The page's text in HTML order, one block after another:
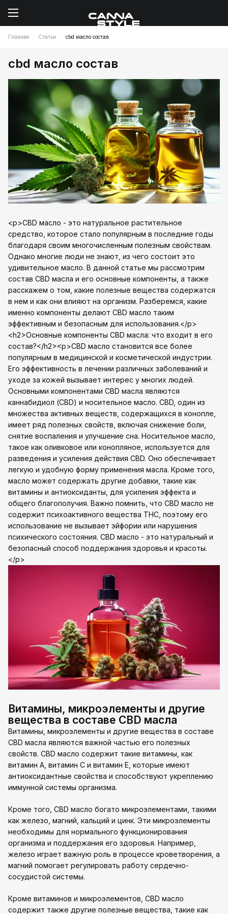
Главная Статьи cbd масло состав
cbd масло состав
<p>CBD масло - это натуральное растительное
средство, которое стало популярным в последние годы
благодаря своим многочисленным полезным свойствам.
Однако многие люди не знают, из чего состоит это
удивительное масло. В данной статье мы рассмотрим
состав CBD масла и его основные компоненты, а также
расскажем о том, какие полезные вещества содержатся
в нем и как они влияют на организм. Разберемся, какие
именно компоненты делают CBD масло таким
эффективным и безопасным для использования.</p>
<h2>Основные компоненты CBD масла: что входит в его
состав?</h2><p>CBD масло становится все более
популярным в медицинской и косметической индустрии.
Его эффективность в лечении различных заболеваний и
уходе за кожей вызывает интерес у многих людей.
Основными компонентами CBD масла являются
каннабидиол (CBD) и носительное масло. CBD, один из
множества активных веществ, содержащихся в конопле,
имеет ряд полезных свойств, включая снижение боли,
снятие воспаления и улучшение сна. Носительное масло,
такое как оливковое или конопляное, используется для
разведения и усиления действия CBD. Оно обеспечивает
легкую и удобную форму применения масла. Кроме того,
масло может содержать другие добавки, такие как
витамины и антиоксиданты, для усиления эффекта и
общего благополучия. Важно помнить, что CBD масло не
содержит психоактивного вещества THC, поэтому его
использование не вызывает эйфории или нарушения
психического состояния. CBD масло - это натуральный и
безопасный способ поддержания здоровья и красоты.
</p>
Витамины, микроэлементы и другие
вещества в составе CBD масла
Витамины, микроэлементы и другие вещества в составе
CBD масла являются важной частью его полезных
свойств. CBD масло содержит такие витамины, как
витамин А, витамин С и витамин Е, которые имеют
антиоксидантные свойства и способствуют укреплению
иммунной системы организма.
Кроме того, CBD масло богато микроэлементами, такими
как железо, магний, кальций и цинк. Эти микроэлементы
необходимы для нормального функционирования
организма и поддержания его здоровья. Например,
железо играет важную роль в процессе кроветворения, а
магний помогает регулировать работу сердечно-
сосудистой системы.
Кроме витаминов и микроэлементов, CBD масло
содержит также другие полезные вещества, такие как